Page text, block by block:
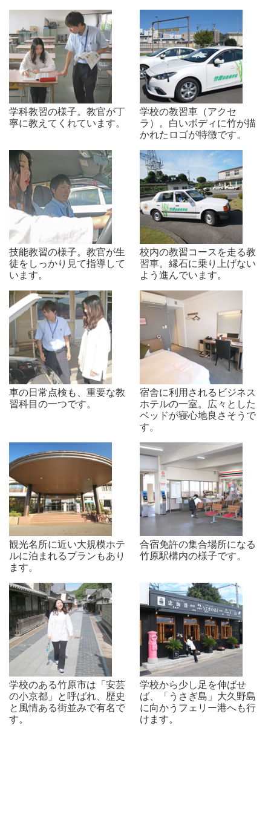
学科教習の様子。教官が丁
寧に教えてくれています。
学校の教習車（アクセ
ラ）。白いボディに竹が描
かれたロゴが特徴です。
技能教習の様子。教官が生
徒をしっかり見て指導して
います。
校内の教習コースを走る教
習車。縁石に乗り上げない
よう進んでいます。
車の日常点検も、重要な教
習科目の一つです。
宿舎に利用されるビジネス
ホテルの一室。広々とした
ベッドが寝心地良さそうで
す。
観光名所に近い大規模ホテ
ルに泊まれるプランもあり
ます。
合宿免許の集合場所になる
竹原駅構内の様子です。
学校のある竹原市は「安芸
の小京都」と呼ばれ、歴史
と風情ある街並みで有名で
す。
学校から少し足を伸ばせ
ば、「うさぎ島」大久野島
に向かうフェリー港へも行
けます。